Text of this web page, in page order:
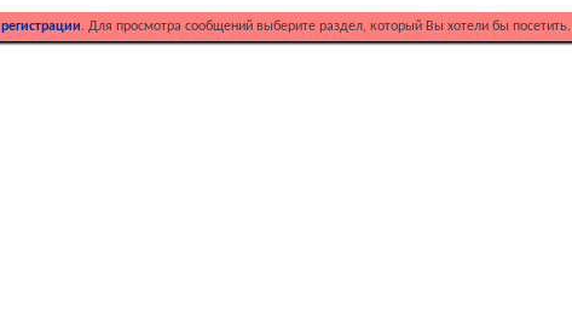
регистрации. Для просмотра сообщений выберите раздел, который Вы хотели бы посетить.